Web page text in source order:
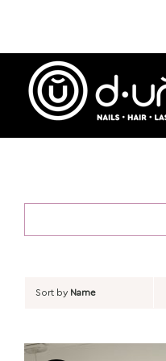
content
Sort by Name